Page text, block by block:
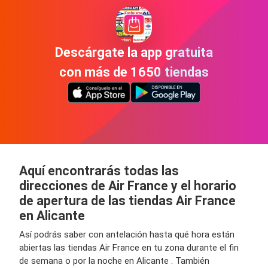
Descárgate la app gratuita
con más de 1650 tiendas
Aquí encontrarás todas las
direcciones de Air France y el horario
de apertura de las tiendas Air France
en Alicante
Así podrás saber con antelación hasta qué hora están
abiertas las tiendas Air France en tu zona durante el fin
de semana o por la noche en Alicante . También